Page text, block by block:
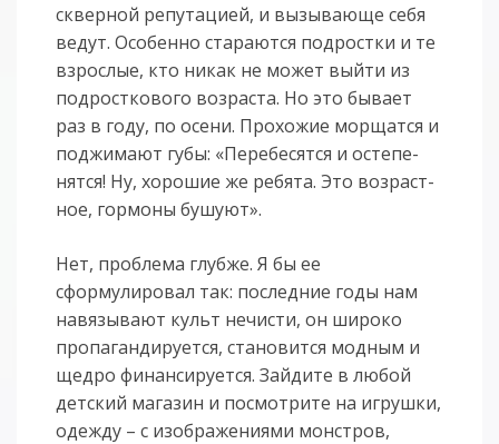
сквер­ной ре­пу­та­ци­ей, и вы­зы­ва­ю­ще се­бя
ве­дут. Осо­бен­но ста­ра­ют­ся под­рост­ки и те
взрос­лые, кто ни­как не мо­жет вы­йти из
под­рост­ко­во­го воз­рас­та. Но это бы­ва­ет
раз в го­ду, по осе­ни. Про­хо­жие мор­щат­ся и
под­жи­ма­ют гу­бы: «Пе­ре­бе­сят­ся и осте­пе­
нятся! Ну, хо­ро­шие же ре­бя­та. Это воз­раст­
ное, гор­мо­ны бу­шу­ют».
Нет, проблема глубже. Я бы ее
сформулировал так: последние годы нам
навязывают культ нечисти, он широко
пропагандируется, становится модным и
щедро финансируется. Зайдите в любой
детский магазин и посмотрите на игрушки,
одежду – с изображениями монстров,